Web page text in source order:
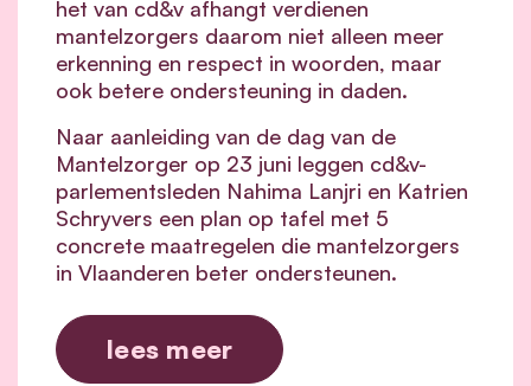
het van cd&v afhangt verdienen
mantelzorgers daarom niet alleen meer
erkenning en respect in woorden, maar
ook betere ondersteuning in daden.
Naar aanleiding van de dag van de
Mantelzorger op 23 juni leggen cd&v-
parlementsleden Nahima Lanjri en Katrien
Schryvers een plan op tafel met 5
concrete maatregelen die mantelzorgers
in Vlaanderen beter ondersteunen.
lees meer